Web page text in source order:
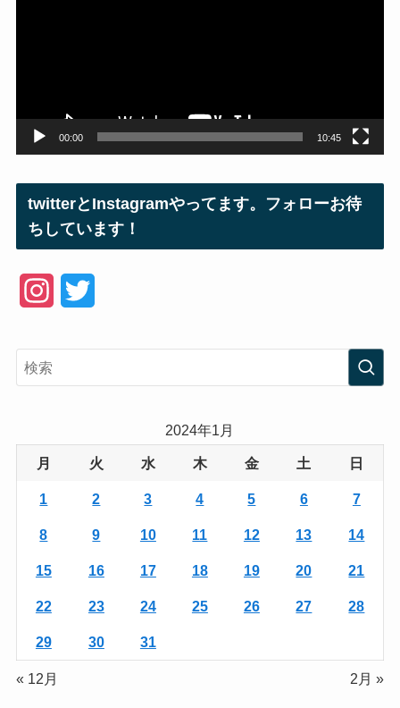
00:00 10:45
twitterとInstagramやってます。フォローお待
ちしています！
e
r
2024年1月
月 火 水 木 金 土 日
1 2 3 4 5 6 7
8 9 10 11 12 13 14
15 16 17 18 19 20 21
22 23 24 25 26 27 28
29 30 31
« 12月 2月 »